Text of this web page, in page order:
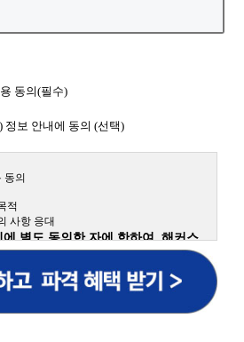
동의(필수)
정보 안내에 동의 (선택)
의
적
사항 응대
별도 동의한 자에 한하여 해커스
롯한 해커스 교육그룹의 새로운 서
트, 최신 정보 안내 등 신청자의 취
스를 제공하기 위함.
잡, 해커스금융, 해커스임용, 해커스공무
방, 해커스공인중개사, 해커스주택관리